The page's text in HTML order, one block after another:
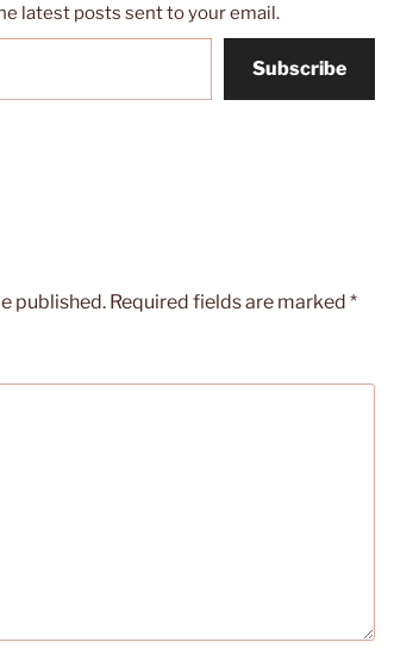
latest posts sent to your email.
Subscribe
published. Required fields are marked *